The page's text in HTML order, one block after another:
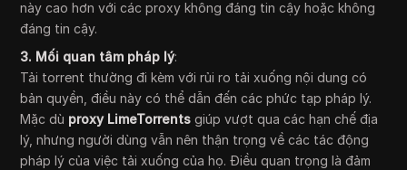
này cao hơn với các proxy không đáng tin cậy hoặc không
đáng tin cậy.
3. Mối quan tâm pháp lý:
Tải torrent thường đi kèm với rủi ro tải xuống nội dung có
bản quyền, điều này có thể dẫn đến các phức tạp pháp lý.
Mặc dù proxy LimeTorrents giúp vượt qua các hạn chế địa
lý, nhưng người dùng vẫn nên thận trọng về các tác động
pháp lý của việc tải xuống của họ. Điều quan trọng là đảm